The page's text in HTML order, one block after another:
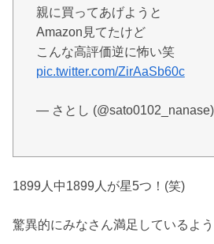
親に買ってあげようと
Amazon見てたけど
こんな高評価逆に怖い笑
pic.twitter.com/ZirAaSb60c
— さとし (@sato0102_nanase)
1899人中1899人が星5つ！(笑)
驚異的にみなさん満足しているよう